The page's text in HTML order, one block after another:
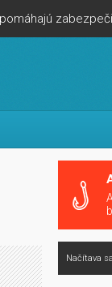
Načítava